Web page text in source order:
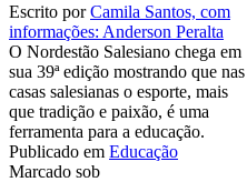
Escrito porCamila Santos, com
informações: Anderson Peralta
O Nordestão Salesiano chega em
sua 39ª edição mostrando que nas
casas salesianas o esporte, mais
que tradição e paixão, é uma
ferramenta para a educação.
Publicado em Educação
Marcado sob